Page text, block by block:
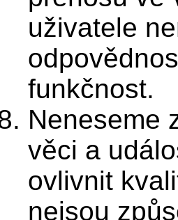
uživatele
funkčnost.
Neneseme
věci a
ovlivnit
nejsou